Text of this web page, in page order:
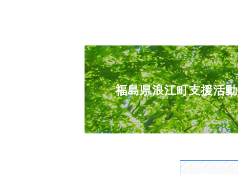
福島県浪江町支援活動